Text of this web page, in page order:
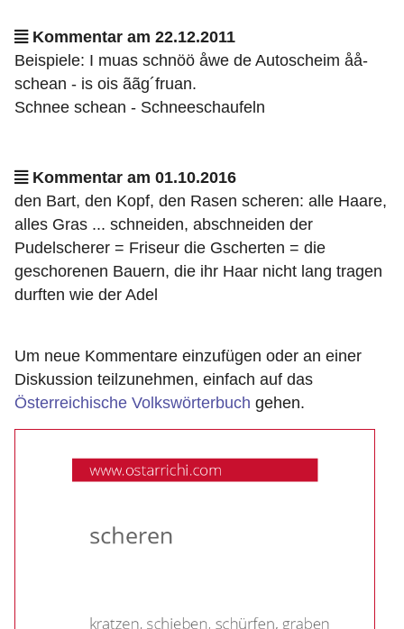
Kommentar am 22.12.2011
Beispiele: I muas schnöö åwe de Autoscheim åå-
schean - is ois ããg´fruan.
Schnee schean - Schneeschaufeln
Kommentar am 01.10.2016
den Bart, den Kopf, den Rasen scheren: alle Haare,
alles Gras ... schneiden, abschneiden der
Pudelscherer = Friseur die Gscherten = die
geschorenen Bauern, die ihr Haar nicht lang tragen
durften wie der Adel
Um neue Kommentare einzufügen oder an einer
Diskussion teilzunehmen, einfach auf das
Österreichische Volkswörterbuch gehen.